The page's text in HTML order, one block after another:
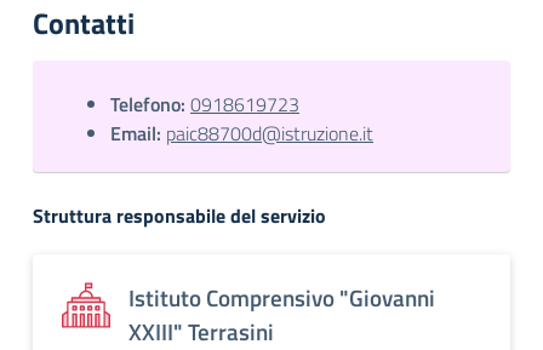
Contatti
Telefono: 0918619723
Email: paic88700d@istruzione.it
Struttura responsabile del servizio
Istituto Comprensivo "Giovanni
XXIII" Terrasini